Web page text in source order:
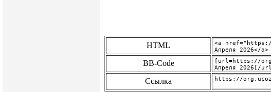
HTML
BB-Code
Ссылка